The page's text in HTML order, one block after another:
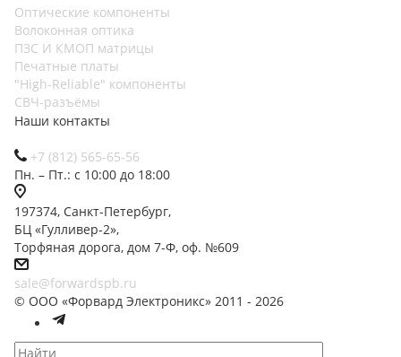
Оптические компоненты
Волоконная оптика
ПЗС И КМОП матрицы
Печатные платы
"High-Reliable" компоненты
СВЧ-разъёмы
Наши контакты
+7 (812) 565-65-56
Пн. – Пт.: с 10:00 до 18:00
197374, Санкт-Петербург,
БЦ «Гулливер-2»,
Торфяная дорога, дом 7-Ф, оф. №609
sale@forwardspb.ru
© ООО «Форвард Электроникс» 2011 - 2026